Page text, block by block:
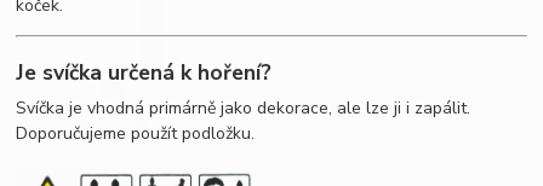
koček.
Je svíčka určená k hoření?
Svíčka je vhodná primárně jako dekorace, ale lze ji i zapálit.
Doporučujeme použít podložku.